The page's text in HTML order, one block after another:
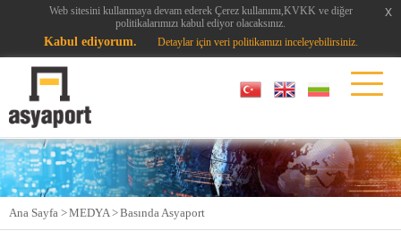
Web sitesini kullanmaya devam ederek Çerez kullanımı,KVKK ve diğer
politikalarımızı kabul ediyor olacaksınız.
Kabul ediyorum. Detaylar için veri politikamızı inceleyebilirsiniz.
x
Ana Sayfa >MEDYA >Basında Asyaport
x